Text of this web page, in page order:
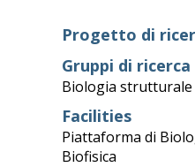
Progetto di
Gruppi di ricerca
Biologia strutturale
Facilities
Piattaforma di
Biofisica